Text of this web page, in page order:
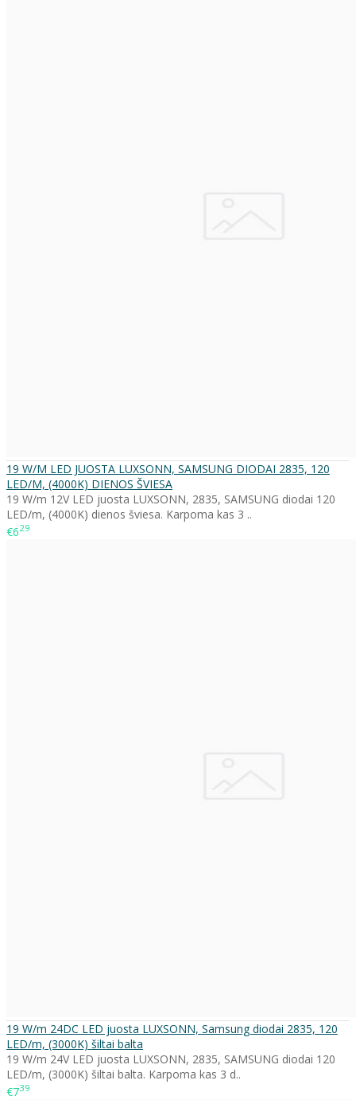
19 W/M LED JUOSTA LUXSONN, SAMSUNG DIODAI 2835, 120
LED/M, (4000K) DIENOS ŠVIESA
19 W/m 12V LED juosta LUXSONN, 2835, SAMSUNG diodai 120
LED/m, (4000K) dienos šviesa. Karpoma kas 3 ..
€629
19 W/m 24DC LED juosta LUXSONN, Samsung diodai 2835, 120
LED/m, (3000K) šiltai balta
19 W/m 24V LED juosta LUXSONN, 2835, SAMSUNG diodai 120
LED/m, (3000K) šiltai balta. Karpoma kas 3 d..
€739